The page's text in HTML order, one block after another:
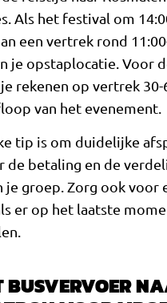
Als het festival om
een vertrek rond
je opstaplocatie. Voor
rekenen op vertrek 30-
van het evenement.
tip is om duidelijke
de betaling en de
je groep. Zorg ook voor
er op het laatste
BUSVERVOER